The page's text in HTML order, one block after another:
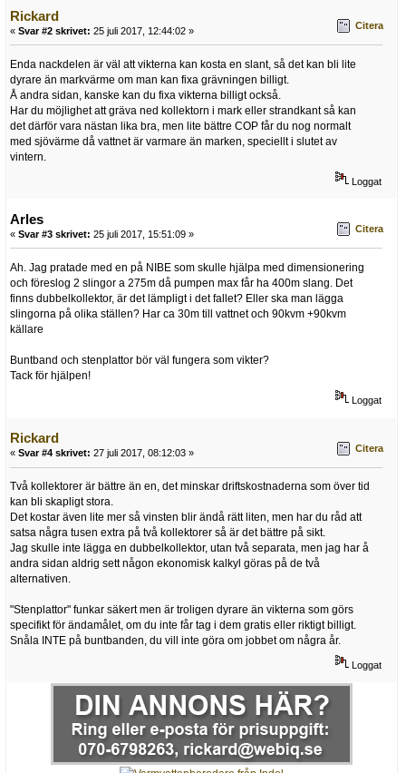
Rickard
« Svar #2 skrivet: 25 juli 2017, 12:44:02 » Citera
Enda nackdelen är väl att vikterna kan kosta en slant, så det kan bli lite
dyrare än markvärme om man kan fixa grävningen billigt.
Å andra sidan, kanske kan du fixa vikterna billigt också.
Har du möjlighet att gräva ned kollektorn i mark eller strandkant så kan
det därför vara nästan lika bra, men lite bättre COP får du nog normalt
med sjövärme då vattnet är varmare än marken, speciellt i slutet av
vintern.
Loggat
Arles
« Svar #3 skrivet: 25 juli 2017, 15:51:09 » Citera
Ah. Jag pratade med en på NIBE som skulle hjälpa med dimensionering
och föreslog 2 slingor a 275m då pumpen max får ha 400m slang. Det
finns dubbelkollektor, är det lämpligt i det fallet? Eller ska man lägga
slingorna på olika ställen? Har ca 30m till vattnet och 90kvm +90kvm
källare
Buntband och stenplattor bör väl fungera som vikter?
Tack för hjälpen!
Loggat
Rickard
« Svar #4 skrivet: 27 juli 2017, 08:12:03 » Citera
Två kollektorer är bättre än en, det minskar driftskostnaderna som över tid
kan bli skapligt stora.
Det kostar även lite mer så vinsten blir ändå rätt liten, men har du råd att
satsa några tusen extra på två kollektorer så är det bättre på sikt.
Jag skulle inte lägga en dubbelkollektor, utan två separata, men jag har å
andra sidan aldrig sett någon ekonomisk kalkyl göras på de två
alternativen.
"Stenplattor" funkar säkert men är troligen dyrare än vikterna som görs
specifikt för ändamålet, om du inte får tag i dem gratis eller riktigt billigt.
Snåla INTE på buntbanden, du vill inte göra om jobbet om några år.
Loggat